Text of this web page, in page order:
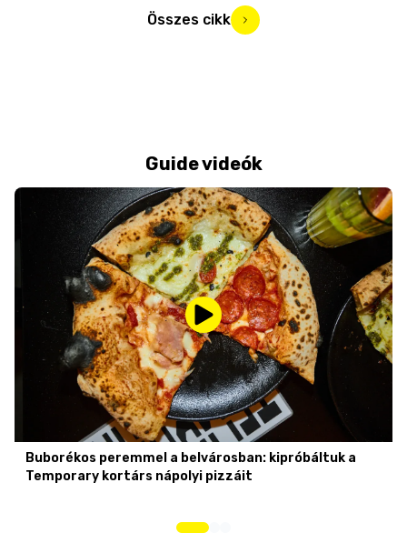
Összes cikk
Guide videók
Buborékos peremmel a belvárosban: kipróbáltuk a
Temporary kortárs nápolyi pizzáit